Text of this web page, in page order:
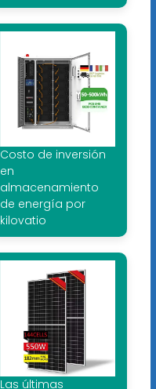
Costo de inversión
en
almacenamiento
de energía por
kilovatio
Las últimas